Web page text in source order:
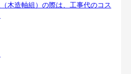
木造軸組）の際は、工事代のコス